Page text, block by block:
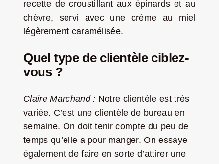
recette de croustillant aux épinards et au
chèvre, servi avec une crème au miel
légèrement caramélisée.
Quel type de clientèle ciblez-
vous ?
Claire Marchand : Notre clientèle est très
variée. C’est une clientèle de bureau en
semaine. On doit tenir compte du peu de
temps qu’elle a pour manger. On essaye
également de faire en sorte d’attirer une